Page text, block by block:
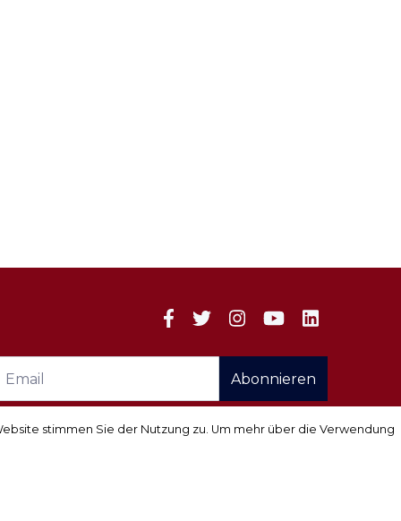
stimmen Sie der Nutzung zu. Um mehr über die Verwendung
Abonnieren
stimmen Sie der Nutzung zu. Um mehr über die Verwendung